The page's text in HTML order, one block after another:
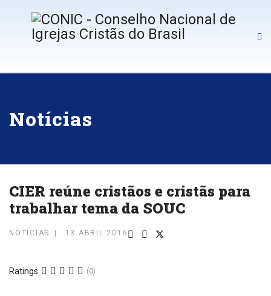
Notícias
CIER reúne cristãos e cristãs para
trabalhar tema da SOUC
NOTÍCIAS 13 ABRIL 2016
Ratings (0)